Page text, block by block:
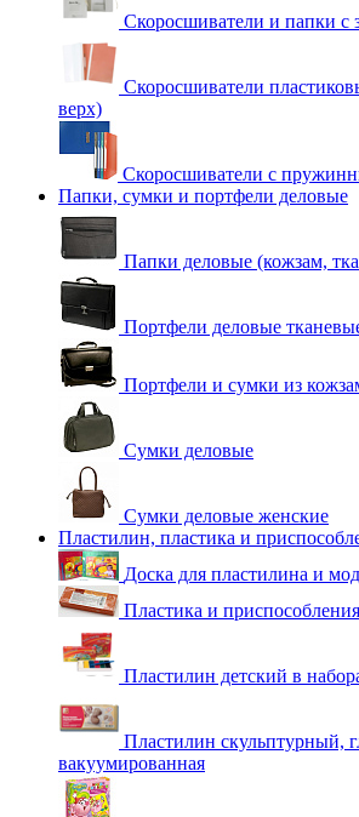
Скоросшиватели и папки с
Скоросшиватели
верх)
Скоросшиватели с
Папки, сумки и портфели деловые
Папки деловые (кожзам,
Портфели деловые
Портфели и сумки из
Сумки деловые
Сумки деловые женские
Пластилин, пластика и
Доска для пластилина и
Пластика и
Пластилин детский в
Пластилин скульптурный,
вакуумированная